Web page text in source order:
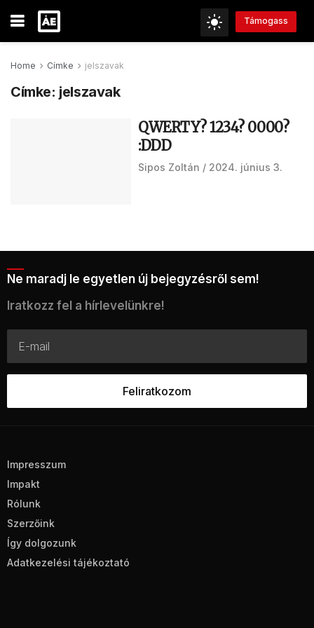
Támogass
Home Címke jelszavak
Címke: jelszavak
QWERTY? 1234? 0000?
:DDD
Sipos Zoltán 2024. június 3.
Ne maradj le egyetlen új bejegyzésről sem!
Iratkozz fel a hírlevelünkre!
Impresszum
Impakt
Rólunk
Szerzőink
Így dolgozunk
Adatkezelési tájékoztató